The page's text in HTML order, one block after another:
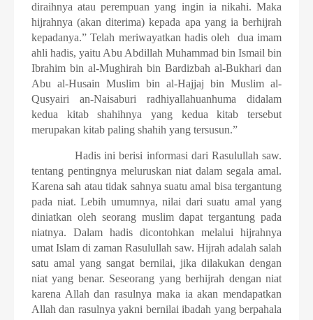
diraihnya atau perempuan yang ingin ia nikahi. Maka
hijrahnya (akan diterima) kepada apa yang ia berhijrah
kepadanya.” Telah meriwayatkan hadis oleh
dua imam
ahli hadis, yaitu Abu Abdillah Muhammad bin Ismail bin
Ibrahim bin al-Mughirah bin Bardizbah al-Bukhari dan
Abu al-Husain Muslim bin al-Hajjaj bin Muslim al-
Qusyairi an-Naisaburi radhiyallahuanhuma didalam
kedua kitab shahihnya yang kedua kitab tersebut
merupakan kitab paling shahih yang tersusun.”
Hadis ini berisi informasi dari Rasulullah saw.
tentang pentingnya meluruskan niat dalam segala amal.
Karena sah atau tidak sahnya suatu amal bisa tergantung
pada niat. Lebih umumnya, nilai dari suatu amal yang
diniatkan oleh seorang muslim dapat tergantung pada
niatnya. Dalam hadis dicontohkan melalui hijrahnya
umat Islam di zaman Rasulullah saw. Hijrah adalah salah
satu amal yang sangat bernilai, jika dilakukan dengan
niat yang benar. Seseorang yang berhijrah dengan niat
karena Allah dan rasulnya maka ia akan mendapatkan
Allah dan rasulnya yakni bernilai ibadah yang berpahala